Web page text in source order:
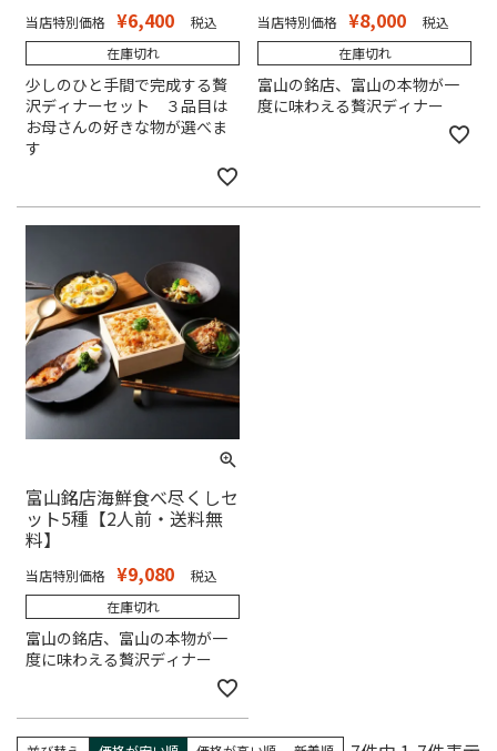
当店特別価格 ¥6,400
税込
在庫切れ
少しのひと手間で完成する贅
沢ディナーセット ３品目は
お母さんの好きな物が選べま
す
当店特別価格 ¥8,000
税込
在庫切れ
富山の銘店、富山の本物が一
度に味わえる贅沢ディナー
富山銘店海鮮食べ尽くしセ
ット5種【2人前・送料無
料】
当店特別価格 ¥9,080
税込
在庫切れ
富山の銘店、富山の本物が一
度に味わえる贅沢ディナー